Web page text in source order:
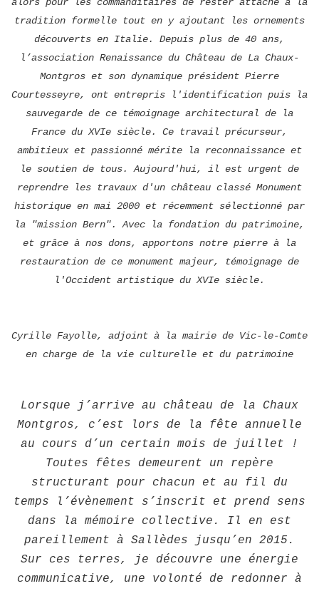
tradition formelle tout en y ajoutant les ornements
découverts en Italie. Depuis plus de 40 ans,
l’association Renaissance du Château de La Chaux-
Montgros et son dynamique président Pierre
Courtesseyre, ont entrepris l'identification puis la
sauvegarde de ce témoignage architectural de la
France du XVIe siècle. Ce travail précurseur,
ambitieux et passionné mérite la reconnaissance et
le soutien de tous. Aujourd'hui, il est urgent de
reprendre les travaux d'un château classé Monument
historique en mai 2000 et récemment sélectionné par
la "mission Bern". Avec la fondation du patrimoine,
et grâce à nos dons, apportons notre pierre à la
restauration de ce monument majeur, témoignage de
l'Occident artistique du XVIe siècle.
Cyrille Fayolle, adjoint à la mairie de Vic-le-Comte
en charge de la vie culturelle et du patrimoine
Lorsque j’arrive au château de la Chaux
Montgros, c’est lors de la fête annuelle
au cours d’un certain mois de juillet !
Toutes fêtes demeurent un repère
structurant pour chacun et au fil du
temps l’évènement s’inscrit et prend sens
dans la mémoire collective. Il en est
pareillement à Sallèdes jusqu’en 2015.
Sur ces terres, je découvre une énergie
communicative, une volonté de redonner à